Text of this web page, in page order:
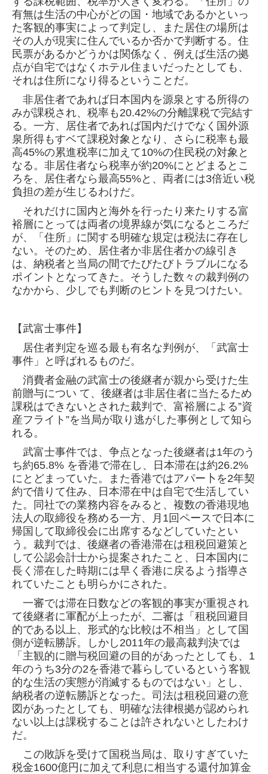
有無は生活の中心がどの国・地域であるかといっ
た客観的事実によって判定し、また居住の場所は
その人が現実に住んでいるか否かで判断する。住
民票があるかどうかは関係なく、例えば生活の拠
点が自宅ではなくホテル住まいだったとし ても、
それは住所になり得るということだ。
非居住者であれば日本国内を源泉とする所得の
みが課税され、税率も20.42%の分離課税で完結す
る。一方、居住者であれば国内だけでなく国外源
泉所得もすベて課税対象となり、さらに税率も最
高45%の累進税率に加えて10%の住民税の対象と
なる。非居住者なら税率が約20%にとどまる とこ
ろを、居住者なら最高55%と、両者には3倍近い税
負担の差が生じるわけだ。
それだけに国内と海外を行ったり来たりする富
裕層にとっては両者の境界線が気になるところだ
が、「住所」に関する明確な規定は税法に存在し
ない。そのため、居住者か非居住者かの線引き
は、納税者と当局の間でたびたびトラブルになる
ポイントとなってきた。そうした数々の裁判例の
なかから、少しでも判断のヒントを見つけたい。
【武富士事件】
居住者判定を巡る最も有名な判例が、「武富士
事件」と呼ばれるものだ。
消費者金融の武富士の後継者が親から受けた生
前贈与につい て、後継者は非居住者に当たるため
課税はできないとされた裁判で、富裕層に よる”資
産フライト”を当局が取り逃がした事例として知ら
れる。
武富士事件では、争点となった後継者は1年のう
ち約65.8% を香港で滞在し、日本滞在は約26.2%
にとどまっていた。また香港ではアパー卜を2年契
約で借りて住み、日本滞在中は自宅で生活してい
た。同社での業務内容をみると、複数の香港現地
法人の取締役を務める一方、月1回ペースで日本に
帰国して取締役会に出席するなどしていたとい
う。裁判では、後継者の香港滞在は租税回避策と
して公認会計士から提案された こと、日本国内に
長く滞在した時期には早く香港に戻るよう指導さ
れていたことも明らかにされた。
一審では滞在日数などの客観的事実が重視され
て後継者に軍配が上ったが、二審は「租税回避目
的である以上、形式的な比較は不相当」とし て国
側が逆転勝訴。しかし2011年の最高裁判決では
「主観的に贈与税回避の目的があったとしても、1
年のうち3分の2を香港で暮らしているとい う客観
的な生活の実態が消滅するものではない」とし、
納税者の逆転勝訴となった。司法は租税回避の意
図があったとしても、明確な法律根拠が認められ
ない以上は課税することは許されないとしたわけ
だ。
この敗訴を受けて国税当局は、取りすぎていた
税金1600億円に加えて利息に相当する還付加算金